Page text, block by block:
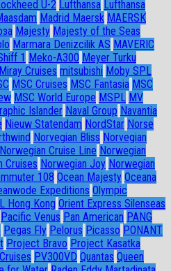
U-2 Lufthansa Lufthansa
Madrid Maersk MAERSK
Majesty Majesty of the Seas
Marmara Denizcilik AS MAVERIC
1 Meko-A300 Meyer Turku
Miray Cruises mitsubishi Moby SPL
MSC Cruises MSC Fantasia MSC
MSC World Europe MSPL MV
Islander Naval Group Navantia
Nieuw Statendam NordStar Norse
Norvegian Bliss Norvegian
Norwegian Cruise Line Norwegian
Cruises Norwegian Joy Norwegian
108 Ocean Majesty Oceana
Expeditions Olympic
Hong Kong Orient Express Silenseas
Pacific Venus Pan American PANG
Pegas Fly Pelorus Picasso PONANT
Project Bravo Project Kasatka
PV300VD Quantas Queen